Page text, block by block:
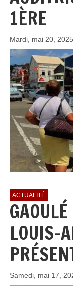
1ÈRE
Mardi, mai 20,
ACTUALITÉ
LOUIS-
Samedi, mai 17,